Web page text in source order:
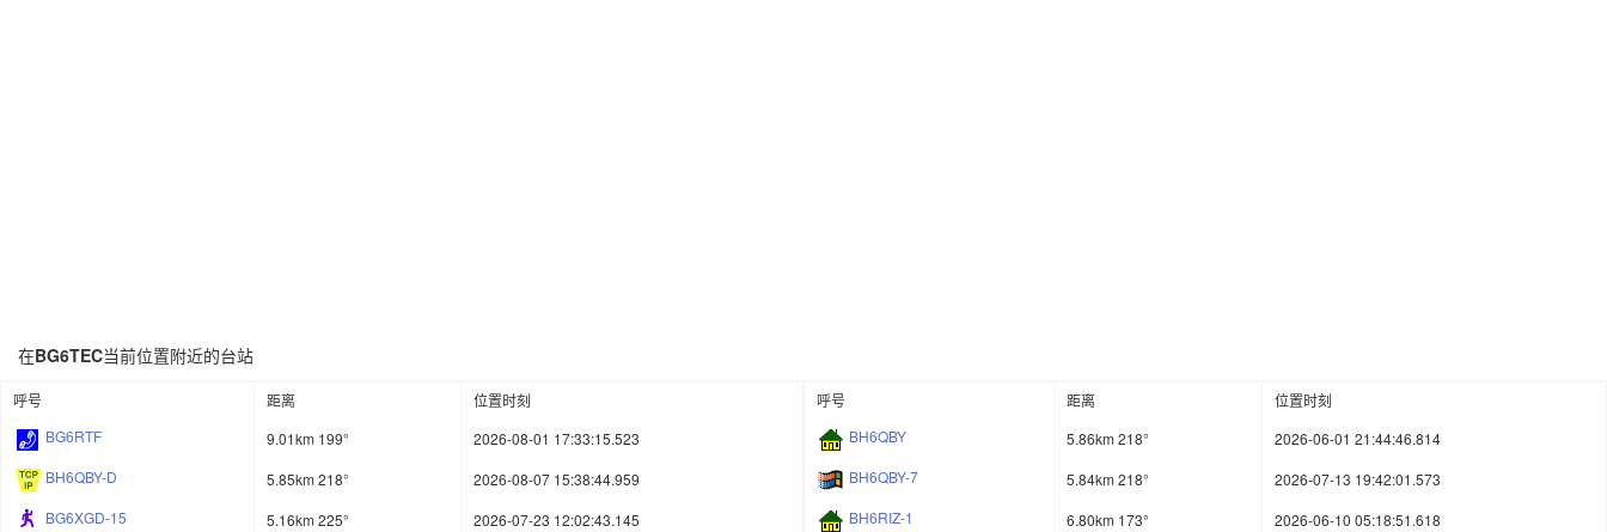
在BG6TEC当前位置附近的台站
呼号 距离
位置时刻
BG6RTF
9.01km 199°
2026-08-01 17:33:15.523
BH6QBY-D
5.85km 218°
2026-08-07 15:38:44.959
BG6XGD-15
5.16km 225° 2026-07-23 12:02:43.145
呼号 距离
位置时刻
BH6QBY
5.86km 218°
2026-06-01 21:44:46.814
BH6QBY-7
5.84km 218°
2026-07-13 19:42:01.573
BH6RIZ-1
6.80km 173° 2026-06-10 05:18:51.618